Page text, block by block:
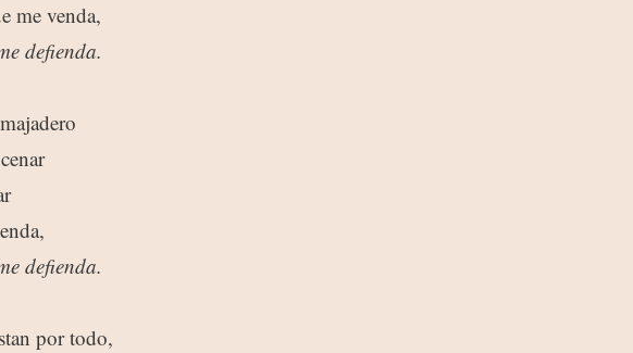
me venda,
defienda.
defienda.
por todo,